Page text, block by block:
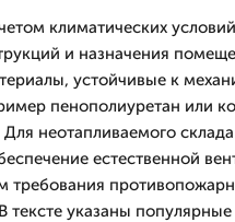
климатических
и назначения
устойчивые к
пенополиуретан или
неотапливаемого
естественной
требования
указаны